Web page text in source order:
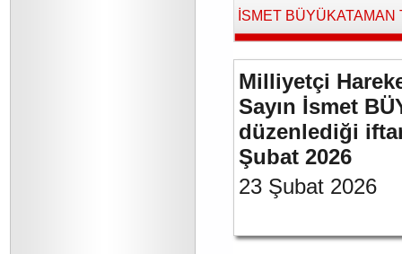
İSMET BÜYÜKATAMAN
Milliyetçi
Sayın İsmet
düzenlediği
Şubat 2026
23 Şubat 2026